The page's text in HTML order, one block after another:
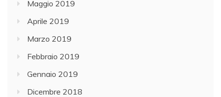
Maggio 2019
Aprile 2019
Marzo 2019
Febbraio 2019
Gennaio 2019
Dicembre 2018